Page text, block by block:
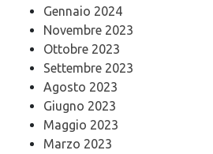
Gennaio 2024
Novembre 2023
Ottobre 2023
Settembre 2023
Agosto 2023
Giugno 2023
Maggio 2023
Marzo 2023